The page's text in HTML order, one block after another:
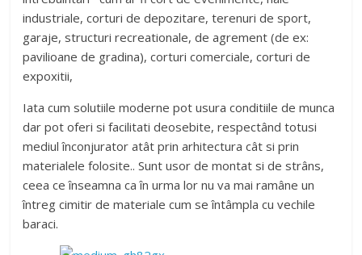
industriale, corturi de depozitare, terenuri de sport,
garaje, structuri recreationale, de agrement (de ex:
pavilioane de gradina), corturi comerciale, corturi de
expoxitii,
Iata cum solutiile moderne pot usura conditiile de munca
dar pot oferi si facilitati deosebite, respectând totusi
mediul înconjurator atât prin arhitectura cât si prin
materialele folosite.. Sunt usor de montat si de strâns,
ceea ce înseamna ca în urma lor nu va mai ramâne un
întreg cimitir de materiale cum se întâmpla cu vechile
baraci.